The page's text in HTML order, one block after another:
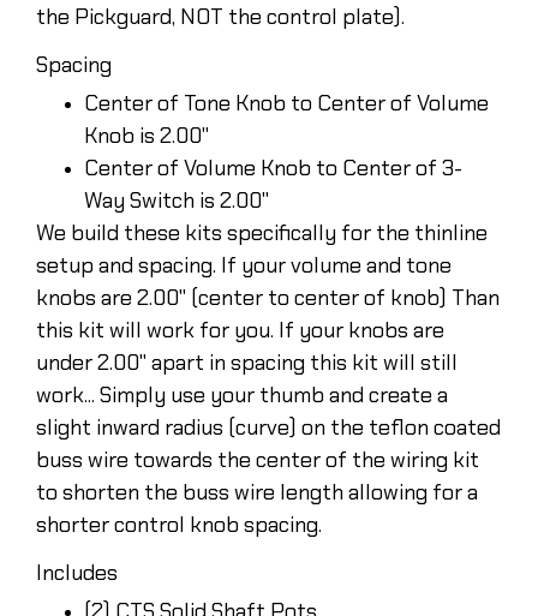
the Pickguard, NOT the control plate).
Spacing
Center of Tone Knob to Center of Volume
Knob is 2.00"
Center of Volume Knob to Center of 3-
Way Switch is 2.00"
We build these kits specifically for the thinline
setup and spacing. If your volume and tone
knobs are 2.00" (center to center of knob) Than
this kit will work for you. If your knobs are
under 2.00" apart in spacing this kit will still
work... Simply use your thumb and create a
slight inward radius (curve) on the teflon coated
buss wire towards the center of the wiring kit
to shorten the buss wire length allowing for a
shorter control knob spacing.
Includes